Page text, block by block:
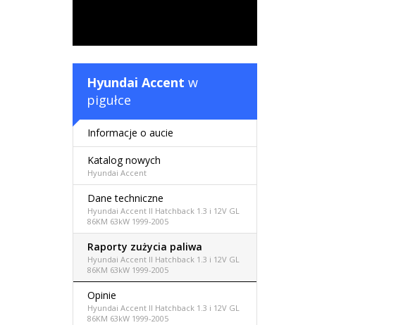
Hyundai Accent w
pigułce
Informacje o aucie
Katalog nowych
Hyundai Accent
Dane techniczne
Hyundai Accent II Hatchback 1.3 i 12V GL
86KM 63kW 1999-2005
Raporty zużycia paliwa
Hyundai Accent II Hatchback 1.3 i 12V GL
86KM 63kW 1999-2005
Opinie
Hyundai Accent II Hatchback 1.3 i 12V GL
86KM 63kW 1999-2005